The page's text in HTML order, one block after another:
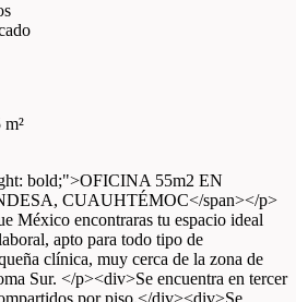
bold;">OFICINA 55m2 EN
CUAUHTÉMOC</span></p>
México encontraras tu espacio ideal
apto para todo tipo de
clínica, muy cerca de la zona de
Sur. </p><div>Se encuentra en tercer
por piso.</div><div>Se